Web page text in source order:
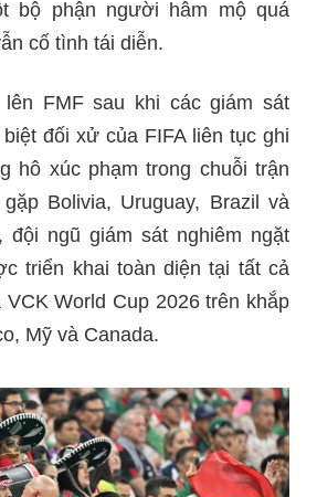
bộ phận người hâm mộ quá
cố tình tái diễn.
FMF sau khi các giám sát
đối xử của FIFA liên tục ghi
hô xúc phạm trong chuỗi trận
Bolivia, Uruguay, Brazil và
đội ngũ giám sát nghiêm ngặt
triển khai toàn diện tại tất cả
VCK World Cup 2026 trên khắp
Mỹ và Canada.